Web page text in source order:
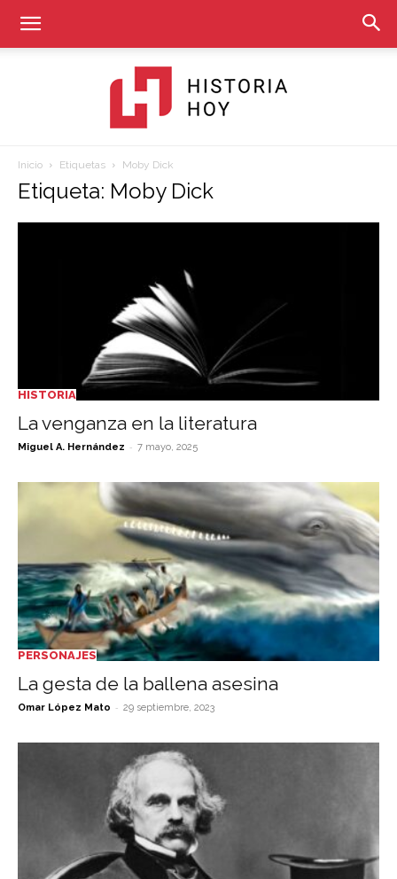
Inicio Etiquetas Moby Dick
Etiqueta: Moby Dick
HISTORIA
La venganza en la literatura
Miguel A. Hernández - 7 mayo, 2025
PERSONAJES
La gesta de la ballena asesina
Omar López Mato - 29 septiembre, 2023